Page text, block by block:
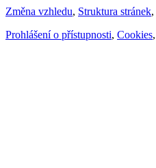
Změna vzhledu, Struktura stránek,
Prohlášení o přístupnosti, Cookies,